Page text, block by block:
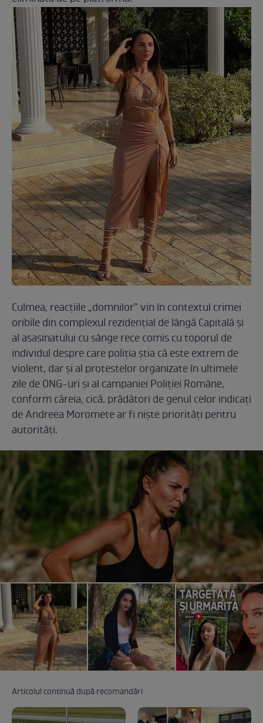
Culmea, reacțiile „domnilor” vin în contextul crimei
oribile din complexul rezidențial de lângă Capitală și
al asasinatului cu sânge rece comis cu toporul de
individul despre care poliția știa că este extrem de
violent, dar și al protestelor organizate în ultimele
zile de ONG-uri și al campaniei Poliției Române,
conform căreia, cică, prădători de genul celor indicați
de Andreea Moromete ar fi niște priorități pentru
autorități.
Articolul continuă după recomandări